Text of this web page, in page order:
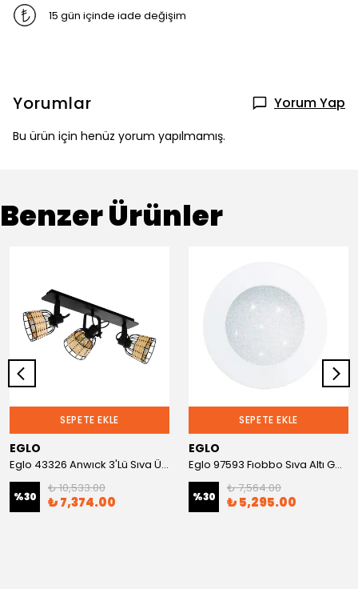
15 gün içinde iade değişim
Yorumlar Yorum Yap
Bu ürün için henüz yorum yapılmamış.
Benzer Ürünler
SEPETE EKLE
EGLO
Eglo 43326 Anwıck 3'Lü Sıva Üstü Spot
%30
₺ 10,533.00
₺ 7,374.00
SEPETE EKLE
EGLO
Eglo 97593 Fıobbo Sıva Altı Gömme Spot
%30
₺ 7,564.00
₺ 5,295.00